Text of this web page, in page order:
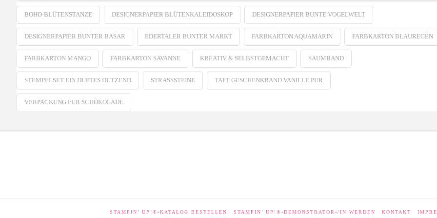
BOHO-BLÜTENSTANZE DESIGNERPAPIER BLÜTENKALEIDOSKOP DESIGNERPAPIER BUNTE VOGELWELT
DESIGNERPAPIER BUNTER BASAR EDERTALER BUNTER MARKT FARBKARTON AQUAMARIN FARBKARTON BLAUREGEN
FARBKARTON MANGO FARBKARTON SAVANNE KREATIV & SELBSTGEMACHT SAUMBAND
STEMPELSET EIN DUFTES DUTZEND STRASSSTEINE TAFT GESCHENKBAND VANILLE PUR
VERPACKUNG FÜR SCHOKOLADE
STAMPIN’ UP!®-KATALOG BESTELLEN STAMPIN’ UP!®-DEMONSTRATOR-/IN WERDEN KONTAKT